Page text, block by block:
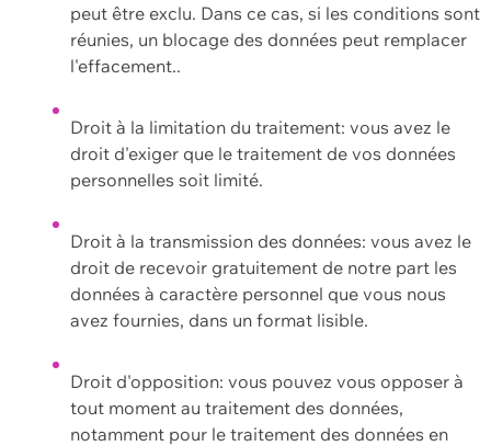
peut être exclu. Dans ce cas, si les conditions sont
réunies, un blocage des données peut remplacer
l'effacement..
Droit à la limitation du traitement: vous avez le
droit d'exiger que le traitement de vos données
personnelles soit limité.
Droit à la transmission des données: vous avez le
droit de recevoir gratuitement de notre part les
données à caractère personnel que vous nous
avez fournies, dans un format lisible.
Droit d'opposition: vous pouvez vous opposer à
tout moment au traitement des données,
notamment pour le traitement des données en